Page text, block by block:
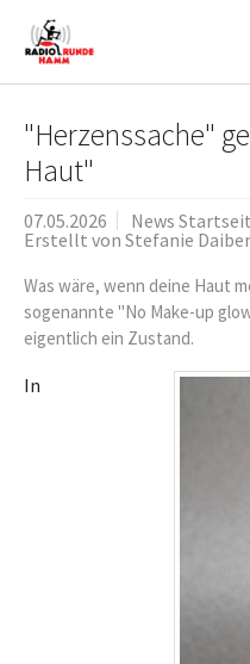
Skip to main navigation
Zum Hauptinhalt springen
Skip to page footer
"Herzenssache"
Haut"
07.05.2026
News
Erstellt von Stefanie Daiber
Was wäre, wenn deine Haut
sogenannte "No Make-up
eigentlich ein Zustand.
In